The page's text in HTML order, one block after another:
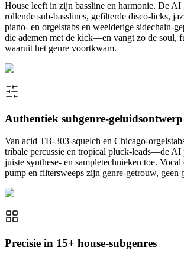
House leeft in zijn bassline en harmonie. De AI
rollende sub-basslines, gefilterde disco-licks,
piano- en orgelstabs en weelderige sidechain-
die ademen met de kick—en vangt zo de soul,
waaruit het genre voortkwam.
Authentiek subgenre-geluidsontwerp
Van acid TB-303-squelch en Chicago-
tribale percussie en tropical pluck-leads—de AI
juiste synthese- en sampletechnieken toe.
pump en filtersweeps zijn genre-getrouw, geen
Precisie in 15+ house-subgenres